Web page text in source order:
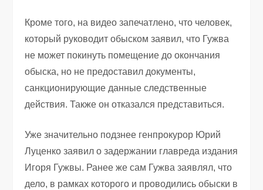
Кроме того, на видео запечатлено, что человек,
который руководит обыском заявил, что Гужва
не может покинуть помещение до окончания
обыска, но не предоставил документы,
санкционирующие данные следственные
действия. Также он отказался представиться.
Уже значительно подзнее генпрокурор Юрий
Луценко заявил о задержании главреда издания
Игоря Гужвы. Ранее же сам Гужва заявлял, что
дело, в рамках которого и проводились обыски в